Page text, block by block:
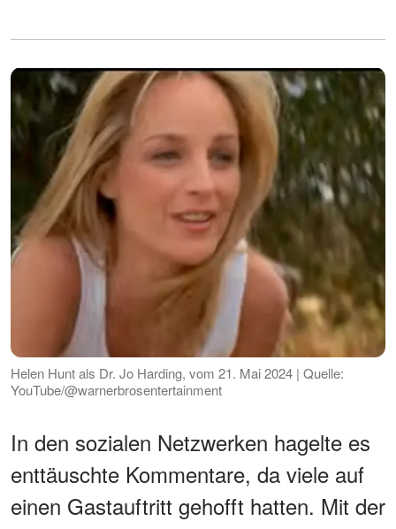
Helen Hunt als Dr. Jo Harding, vom 21. Mai 2024 | Quelle:
YouTube/@warnerbrosentertainment
In den sozialen Netzwerken hagelte es
enttäuschte Kommentare, da viele auf
einen Gastauftritt gehofft hatten. Mit der